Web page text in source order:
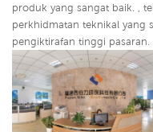
produk yang sangat baik. ,
perkhidmatan teknikal yang
pengiktirafan tinggi pasaran.